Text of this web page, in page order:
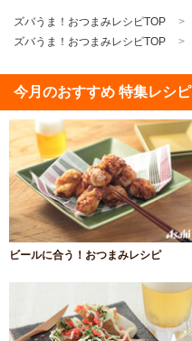
ズバうま！おつまみレシピTOP
ズバうま！おつまみレシピTOP
今月のおすすめ 特集レシピ
ビールに合う！おつまみレシピ